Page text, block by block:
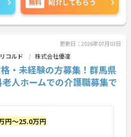
できる環境です◎
トをお伝えしますので、
さい♪
紹介してもらう
更新日：2026年07月03日
コルド 株式会社優凜
・未経験の方募集！群馬県
人ホームでの介護職募集で
円～25.0万円